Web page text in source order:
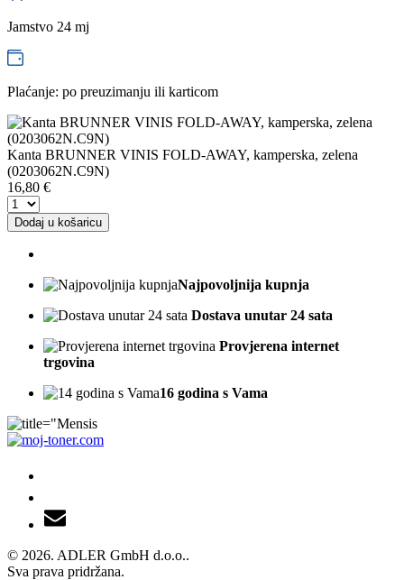
Jamstvo 24 mj
Plaćanje: po preuzimanju ili karticom
Kanta BRUNNER VINIS FOLD-AWAY, kamperska, zelena
(0203062N.C9N)
16,80 €
Dodaj u košaricu
Najpovoljnija kupnja
Dostava unutar 24 sata
Provjerena internet
trgovina
16 godina s Vama
© 2026. ADLER GmbH d.o.o..
Sva prava pridržana.